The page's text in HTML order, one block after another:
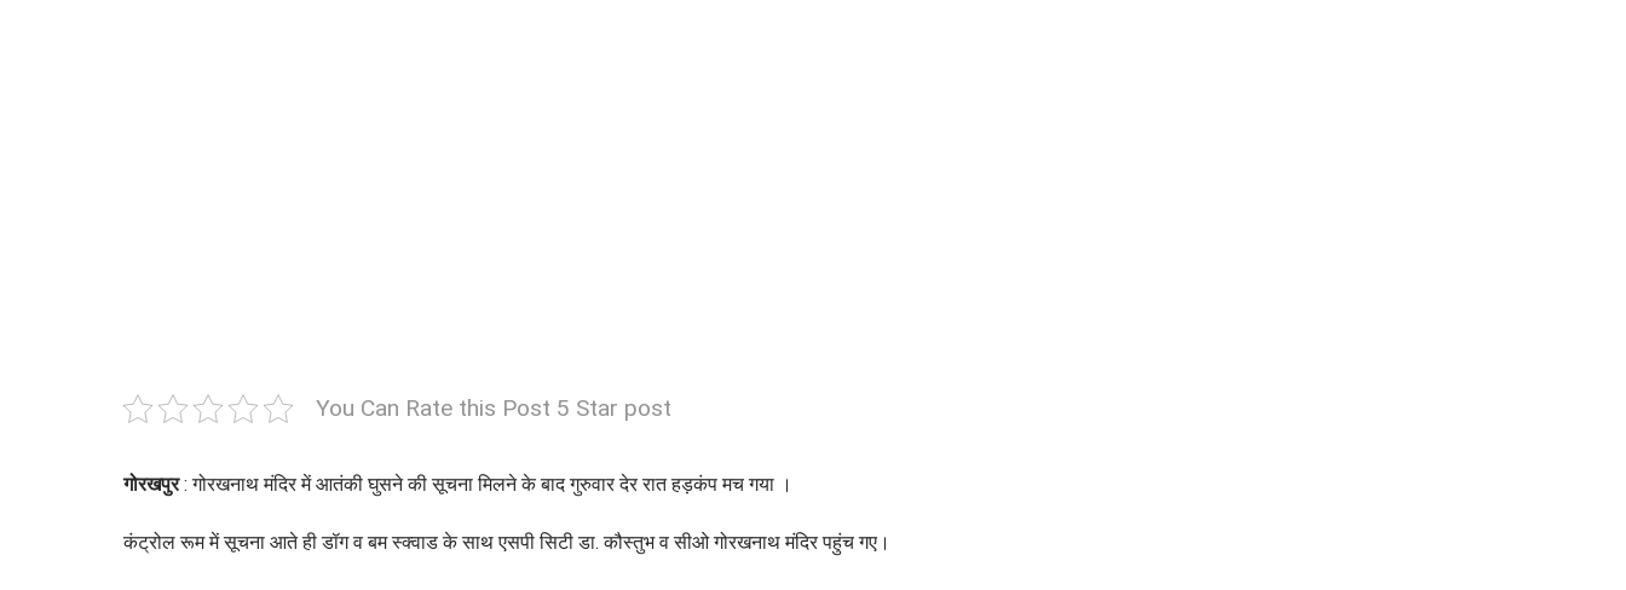
You Can Rate this Post 5 Star post
गोरखपुर: गोरखनाथ मंदिर में आतंकी घुसने की सूचना मिलने के बाद गुरुवार देर रात हड़कंप मच गया ।
कंट्रोल रूम में सूचना आते ही डॉग व बम स्क्वाड के साथ एसपी सिटी डा. कौस्तुभ व सीओ गोरखनाथ मंदिर पहुंच गए।